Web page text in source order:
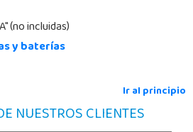
(no incluidas)
y baterías
Ir al principio
NUESTROS CLIENTES